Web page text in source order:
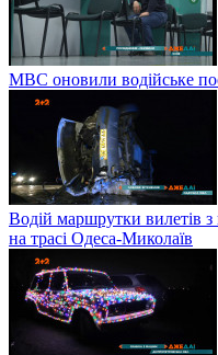
МВС оновили водійське
Водій маршрутки вилетів з
на трасі Одеса-Миколаїв